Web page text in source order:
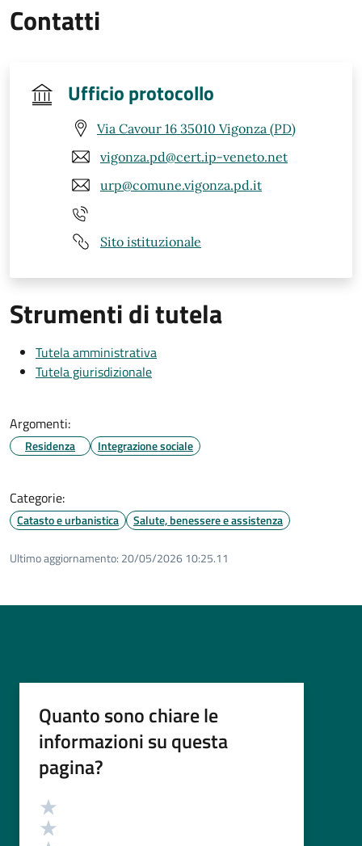
Contatti
Ufficio protocollo
Via Cavour 16 35010 Vigonza (PD)
vigonza.pd@cert.ip-veneto.net
urp@comune.vigonza.pd.it
Sito istituzionale
Strumenti di tutela
Tutela amministrativa
Tutela giurisdizionale
Argomenti:
Residenza Integrazione sociale
Categorie:
Catasto e urbanistica Salute, benessere e assistenza
Ultimo aggiornamento: 20/05/2026 10:25.11
Quanto sono chiare le
informazioni su questa
pagina?
Valutazione